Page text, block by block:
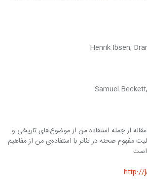
۵ مقاله من درباره چهار نوع نوآوری توضیح داده شده در این مقاله از جمله استفاده من از موضوع‌های تاریخی و
حروف ابجد، تغییر در ساختار نمایشنامه و پیشنهاد من در سیالیت مفهوم صحنه در تئاتر با استفاده‌ی من از مفاهیم
است
http://